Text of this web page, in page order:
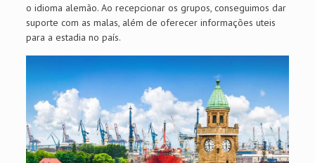
o idioma alemão. Ao recepcionar os grupos, conseguimos dar
suporte com as malas, além de oferecer informações uteis
para a estadia no país.